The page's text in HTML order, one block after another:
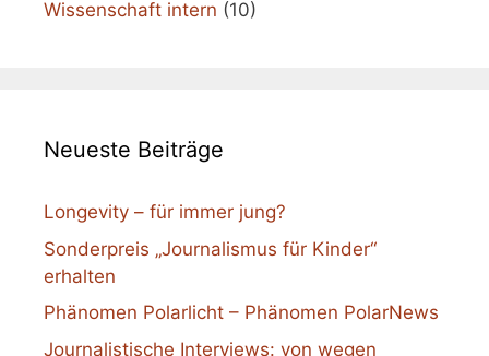
Wissenschaft intern (10)
Neueste Beiträge
Longevity – für immer jung?
Sonderpreis „Journalismus für Kinder“
erhalten
Phänomen Polarlicht – Phänomen PolarNews
Journalistische Interviews: von wegen